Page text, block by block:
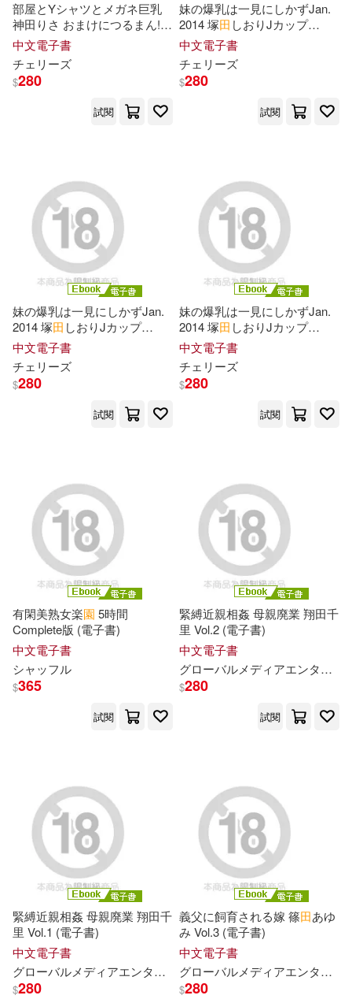
棺材裡的笑聲(16) 楊幼欣(16)
田英巒(16)
美國美泰公司(16)
貓邏(16) 赤月みゅうと(16)
齋藤真也(16) (美)伯內特(15)
BNS(15)
GLORY QUEST(15)
ホットエンターテイメント(15)
內政部國家公園署(15)
北京語言大學對外漢語教材研發中
又是一年(15) 杉井光(15)
池寶嘉（主編）(15) 猪口(15)
細居幸次郎(15) 織田真子(15)
美女オムニバス(15) 袁枚(15)
Kazuro Kurui(14)
SS-Paradiseガールズ(14)
陝西師範大學出版社(57)
bookland(55)
warner music(55)
大連出版社(55) 崧燁文化(55)
作家出版社(54)
桃園縣政府文化局(54)
江蘇美術出版社(54)
江西教育出版社(54)
河北少年兒童出版社(54)
知識產權出版社(54)
萬卷出版公司(54)
鄭州大學出版社(54)
海豚出版社(53)
福建科學技術出版社(53)
五南(52)
部屋とYシャツとメガネ巨乳
神田りさ おまけにつるまん!
Episode.02 (電子書)
中文電子書
チェリーズ
$280
試閱
妹の爆乳は一見にしかずJan.
2014 塚田 しおりJカップ
111cm Episode.02 (電子書)
中文電子書
チェリーズ
$280
試閱
妹の爆乳は一見にしかずJan.
2014 塚田 しおりJカップ
111cm Episode.03 (電子書)
中文電子書
チェリーズ
$280
試閱
妹の爆乳は一見にしかずJan.
2014 塚田 しおりJカップ
111cm Episode.01 (電子書)
中文電子書
チェリーズ
$280
試閱
有閑美熟女楽園 5時間
Complete版 (電子書)
中文電子書
シャッフル
$365
試閱
緊縛近親相姦 母親廃業 翔田千
里 Vol.2 (電子書)
中文電子書
グローバルメディアエンタテインメント
$280
試閱
緊縛近親相姦 母親廃業 翔田千
里 Vol.1 (電子書)
中文電子書
グローバルメディアエンタテインメント
翔田千里
$280
義父に飼育される嫁 篠田あゆ
み Vol.3 (電子書)
中文電子書
グローバルメディアエンタテインメント
$280